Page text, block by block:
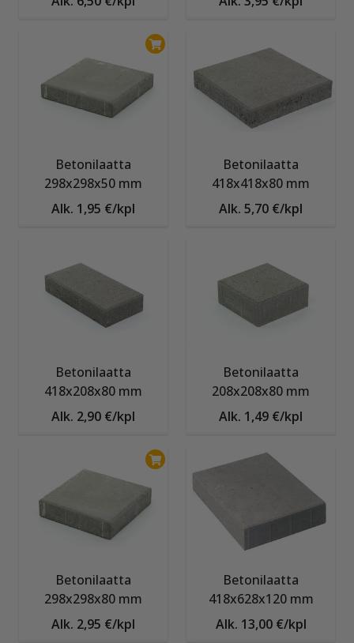
Betonilaatta
298x298x50 mm
Alk. 1,95 €/kpl
Betonilaatta
418x418x80 mm
Alk. 5,70 €/kpl
Betonilaatta
418x208x80 mm
Alk. 2,90 €/kpl
Betonilaatta
208x208x80 mm
Alk. 1,49 €/kpl
Betonilaatta
298x298x80 mm
Alk. 2,95 €/kpl
Betonilaatta
418x628x120 mm
Alk. 13,00 €/kpl